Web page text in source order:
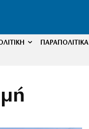
ΠΑΡΑΠΟΛΙΤΙΚΑ